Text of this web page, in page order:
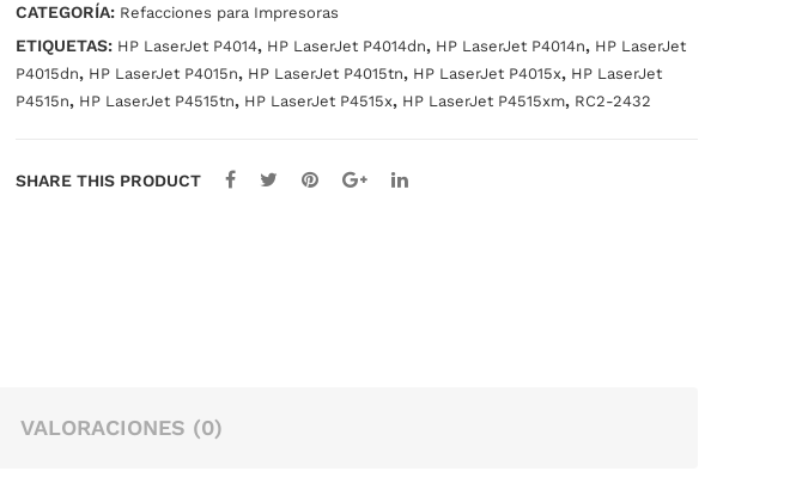
401
5
0-
cantidad
CATEGORÍA: Refacciones para Impresoras
ETIQUETAS: HP LaserJet P4014, HP LaserJet P4014dn, HP LaserJet P4014n, HP LaserJet
P4015dn, HP LaserJet P4015n, HP LaserJet P4015tn, HP LaserJet P4015x, HP LaserJet
P4515n, HP LaserJet P4515tn, HP LaserJet P4515x, HP LaserJet P4515xm, RC2-2432
SHARE THIS PRODUCT
VALORACIONES (0)